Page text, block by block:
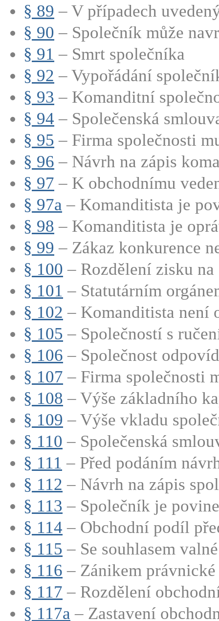
§ 89 – V případech
§ 90 – Společník může
§ 91 – Smrt společníka
§ 92 – Vypořádání
§ 93 – Komanditní
§ 94 – Společenská
§ 95 – Firma společnosti
§ 96 – Návrh na zápis
§ 97 – K obchodnímu
§ 97a – Komanditista je
§ 98 – Komanditista je
§ 99 – Zákaz konkurence
§ 100 – Rozdělení zisku
§ 101 – Statutárním
§ 102 – Komanditista není
§ 105 – Společností s
§ 106 – Společnost
§ 107 – Firma společnosti
§ 108 – Výše základního
§ 109 – Výše vkladu
§ 110 – Společenská
§ 111 – Před podáním
§ 112 – Návrh na zápis
§ 113 – Společník je
§ 114 – Obchodní podíl
§ 115 – Se souhlasem
§ 116 – Zánikem
§ 117 – Rozdělení
§ 117a – Zastavení